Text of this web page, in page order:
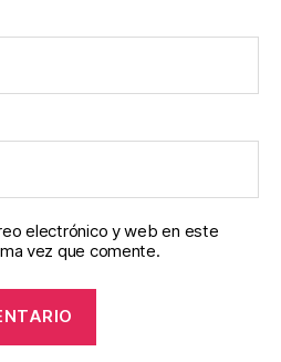
electrónico y web en este
vez que comente.